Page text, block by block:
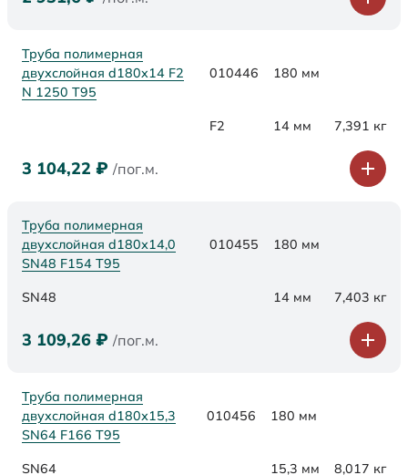
Труба полимерная
двухслойная d180x14 F2
N 1250 Т95
010446 180 мм
F2 14 мм 7,391 кг
3 104,22 ₽ /пог.м.
Труба полимерная
двухслойная d180х14,0
SN48 F154 Т95
010455 180 мм
SN48 14 мм 7,403 кг
3 109,26 ₽ /пог.м.
Труба полимерная
двухслойная d180х15,3
SN64 F166 Т95
010456 180 мм
SN64 15,3 мм 8,017 кг